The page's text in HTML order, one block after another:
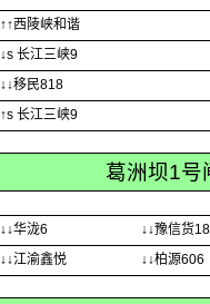
↑↑西陵峡和谐
↓s 长江三峡9
↓↓移民818
↑s 长江三峡9
葛洲坝1号
↓↓华泷6 ↓↓豫信货
↓↓江渝鑫悦 ↓↓柏源606